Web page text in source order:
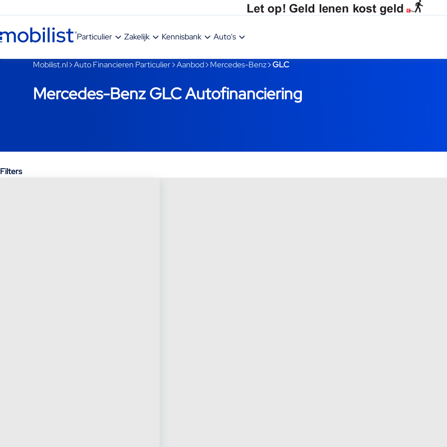
Particulier Zakelijk Kennisbank Auto's
Je bent nu voorbij het hoofdmenu
Mobilist.nl Auto Financieren Particulier Aanbod Mercedes-Benz GLC
Mercedes-Benz GLC Autofinanciering
Filters